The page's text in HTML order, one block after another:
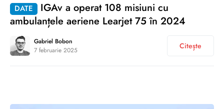
DATE
IGAv a operat 108 misiuni cu
ambulanțele aeriene Learjet 75 în 2024
Gabriel Bobon
7 februarie 2025
Citește